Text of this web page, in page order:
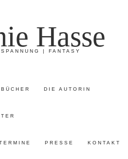
Hasse
| FANTASY
DIE AUTORIN
PRESSE KONTAKT